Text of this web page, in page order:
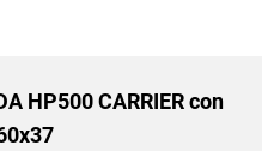
HP500 CARRIER con